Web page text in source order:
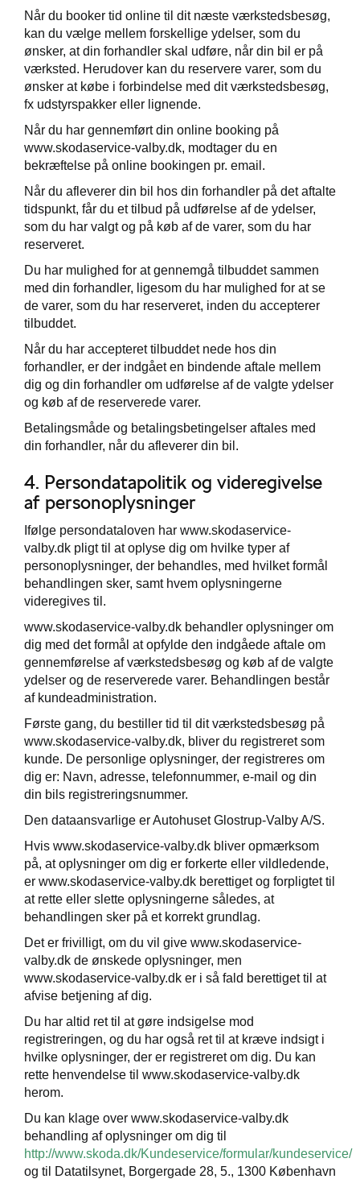
Når du booker tid online til dit næste værkstedsbesøg,
kan du vælge mellem forskellige ydelser, som du
ønsker, at din forhandler skal udføre, når din bil er på
værksted. Herudover kan du reservere varer, som du
ønsker at købe i forbindelse med dit værkstedsbesøg,
fx udstyrspakker eller lignende.
Når du har gennemført din online booking på
www.skodaservice-valby.dk, modtager du en
bekræftelse på online bookingen pr. email.
Når du afleverer din bil hos din forhandler på det aftalte
tidspunkt, får du et tilbud på udførelse af de ydelser,
som du har valgt og på køb af de varer, som du har
reserveret.
Du har mulighed for at gennemgå tilbuddet sammen
med din forhandler, ligesom du har mulighed for at se
de varer, som du har reserveret, inden du accepterer
tilbuddet.
Når du har accepteret tilbuddet nede hos din
forhandler, er der indgået en bindende aftale mellem
dig og din forhandler om udførelse af de valgte ydelser
og køb af de reserverede varer.
Betalingsmåde og betalingsbetingelser aftales med
din forhandler, når du afleverer din bil.
4. Persondatapolitik og videregivelse
af personoplysninger
Ifølge persondataloven har www.skodaservice-
valby.dk pligt til at oplyse dig om hvilke typer af
personoplysninger, der behandles, med hvilket formål
behandlingen sker, samt hvem oplysningerne
videregives til.
www.skodaservice-valby.dk behandler oplysninger om
dig med det formål at opfylde den indgåede aftale om
gennemførelse af værkstedsbesøg og køb af de valgte
ydelser og de reserverede varer. Behandlingen består
af kundeadministration.
Første gang, du bestiller tid til dit værkstedsbesøg på
www.skodaservice-valby.dk, bliver du registreret som
kunde. De personlige oplysninger, der registreres om
dig er: Navn, adresse, telefonnummer, e-mail og din
din bils registreringsnummer.
Den dataansvarlige er Autohuset Glostrup-Valby A/S.
Hvis www.skodaservice-valby.dk bliver opmærksom
på, at oplysninger om dig er forkerte eller vildledende,
er www.skodaservice-valby.dk berettiget og forpligtet til
at rette eller slette oplysningerne således, at
behandlingen sker på et korrekt grundlag.
Det er frivilligt, om du vil give www.skodaservice-
valby.dk de ønskede oplysninger, men
www.skodaservice-valby.dk er i så fald berettiget til at
afvise betjening af dig.
Du har altid ret til at gøre indsigelse mod
registreringen, og du har også ret til at kræve indsigt i
hvilke oplysninger, der er registreret om dig. Du kan
rette henvendelse til www.skodaservice-valby.dk
herom.
Du kan klage over www.skodaservice-valby.dk
behandling af oplysninger om dig til
http://www.skoda.dk/Kundeservice/formular/kundeservice/
og til Datatilsynet, Borgergade 28, 5., 1300 København